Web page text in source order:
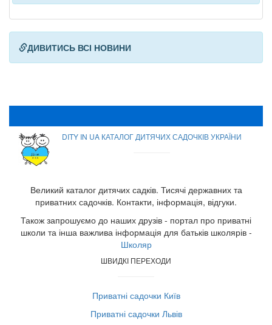
ДИВИТИСЬ ВСІ НОВИНИ
DITY IN UA КАТАЛОГ ДИТЯЧИХ САДОЧКІВ УКРАЇНИ
Великий каталог дитячих садків. Тисячі державних та
приватних садочків. Контакти, інформація, відгуки.
Також запрошуємо до наших друзів - портал про приватні
школи та інша важлива інформація для батьків школярів -
Школяр
ШВИДКІ ПЕРЕХОДИ
Приватні садочки Київ
Приватні садочки Львів